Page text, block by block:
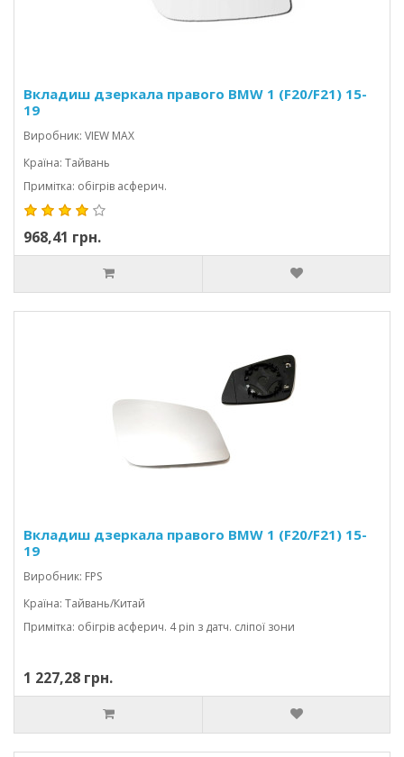
Вкладиш дзеркала правого BMW 1 (F20/F21) 15-
19
Виробник: VIEW MAX
Країна: Тайвань
Примітка: обігрів асферич.
968,41 грн.
Вкладиш дзеркала правого BMW 1 (F20/F21) 15-
19
Виробник: FPS
Країна: Тайвань/Китай
Примітка: обігрів асферич. 4 pin з датч. сліпої зони
1 227,28 грн.